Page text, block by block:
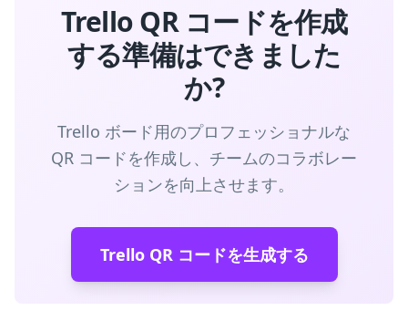
Trello QR コードを作成
する準備はできました
か?
Trello ボード用のプロフェッショナルな
QR コードを作成し、チームのコラボレー
ションを向上させます。
Trello QR コードを生成する